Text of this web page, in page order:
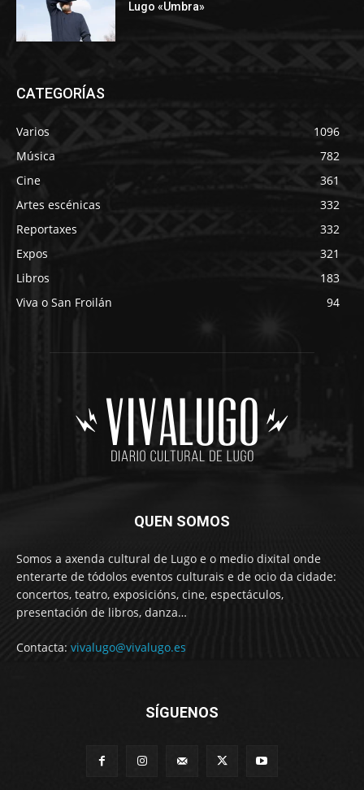
Lugo «Umbra»
CATEGORÍAS
Varios
1096
Música
782
Cine
361
Artes escénicas
332
Reportaxes
332
Expos
321
Libros
183
Viva o San Froilán
94
QUEN SOMOS
Somos a axenda cultural de Lugo e o medio dixital onde
enterarte de tódolos eventos culturais e de ocio da cidade:
concertos, teatro, exposicións, cine, espectáculos,
presentación de libros, danza…
Contacta: vivalugo@vivalugo.es
SÍGUENOS